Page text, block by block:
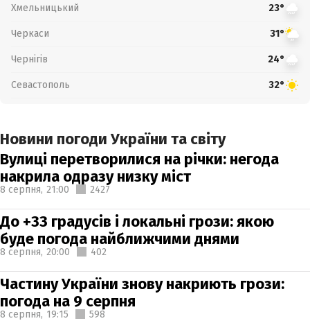
Хмельницький 23°
Черкаси 31°
Чернігів 24°
Севастополь 32°
Новини погоди України та світу
Вулиці перетворилися на річки: негода
накрила одразу низку міст
8 серпня, 21:00 2427
До +33 градусів і локальні грози: якою
буде погода найближчими днями
8 серпня, 20:00 402
Частину України знову накриють грози:
погода на 9 серпня
8 серпня, 19:15 598